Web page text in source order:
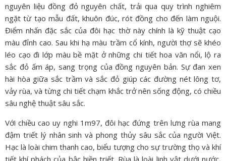
nguyên liệu đồng đỏ nguyên chất, trải qua quy trình nghiêm
ngặt từ tạo mẫu đất, khuôn đúc, rót đồng cho đến làm nguội.
Điểm nhấn đặc sắc của đôi hạc thờ này chính là kỹ thuật cạo
màu đỉnh cao. Sau khi hạ màu trầm cổ kính, người thợ sẽ khéo
léo cạo đi lớp màu bề mặt ở những chi tiết hoa văn nổi, lộ ra
sắc đỏ ấm áp, sang trọng của đồng nguyên bản. Sự đan xen
hài hòa giữa sắc trầm và sắc đỏ giúp các đường nét lông tơ,
vảy rùa, và từng chi tiết chạm khắc trở nên sống động, có chiều
sâu nghệ thuật sâu sắc.
Với chiều cao uy nghi 1m97, đôi hạc đứng trên lưng rùa mang
đậm triết lý nhân sinh và phong thủy sâu sắc của người Việt.
Hạc là loài chim thanh cao, biểu tượng cho sự trường thọ và khí
tiết khí phách của bậc hiền triết. Rùa là loài linh vật dưới nước,